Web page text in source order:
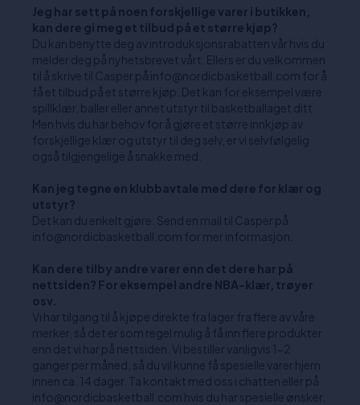
Jeg har sett på noen forskjellige varer i butikken,
kan dere gi meg et tilbud på et større kjøp?
Du kan benytte deg av introduksjonsrabatten vår hvis du
melder deg på nyhetsbrevet vårt. Ellers er du velkommen
til å skrive til Casper på info@nordicbasketball.com for å
få et tilbud på et større kjøp. Det kan for eksempel være
spillklær, baller eller annet utstyr til basketballaget ditt.
Men hvis du har behov for å gjøre et større innkjøp av
forskjellige klær og utstyr til deg selv, er vi selvfølgelig
også tilgjengelige å snakke med.
Kan jeg tegne en klubbavtale med dere for klær og
utstyr?
Det kan du enkelt gjøre. Send en mail til Casper på
info@nordicbasketball.com for mer informasjon.
Kan dere tilby andre varer enn det dere har på
nettsiden? For eksempel andre NBA-klær, trøyer
osv.
Vi har tilgang til å kjøpe direkte fra lager fra flere av våre
merker, så det er som regel mulig å få inn flere produkter
enn det vi har på nettsiden. Vi bestiller vanligvis 1-2
ganger per måned, så du vil kunne få spesielle varer hjem
innen ca. 14 dager. Ta kontakt med oss i chatten eller på
info@nordicbasketball.com hvis du har spesielle ønsker.